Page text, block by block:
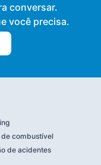
conversar.
você precisa.
combustível
de acidentes